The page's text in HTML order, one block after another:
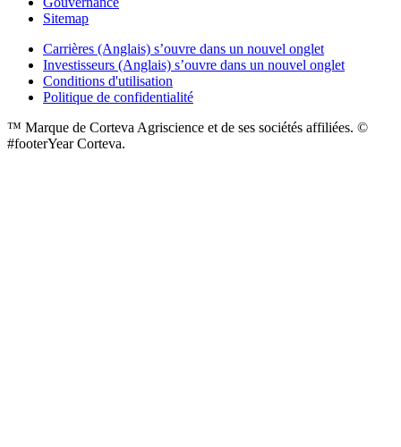
Sitemap
Carrières (Anglais) s’ouvre dans un nouvel onglet
Investisseurs (Anglais) s’ouvre dans un nouvel onglet
Conditions d'utilisation
Politique de confidentialité
™ Marque de Corteva Agriscience et de ses sociétés affiliées. ©
#footerYear Corteva.